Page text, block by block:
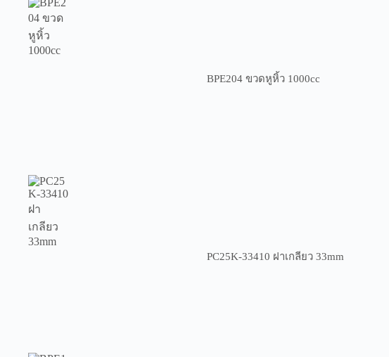
BPE204 ขวดหูหิ้ว 1000cc
PC25K-33410 ฝาเกลียว 33mm